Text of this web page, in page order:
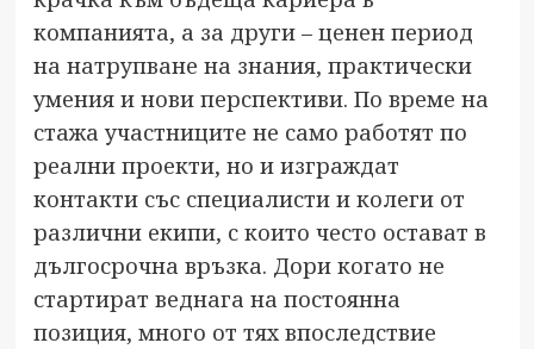
компанията, а за други – ценен период
на натрупване на знания, практически
умения и нови перспективи. По време на
стажа участниците не само работят по
реални проекти, но и изграждат
контакти със специалисти и колеги от
различни екипи, с които често остават в
дългосрочна връзка. Дори когато не
стартират веднага на постоянна
позиция, много от тях впоследствие